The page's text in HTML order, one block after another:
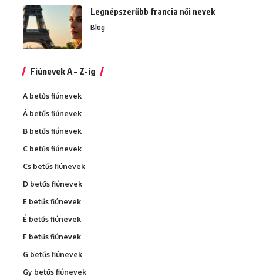
Legnépszerűbb francia női nevek
Blog
Fiúnevek A – Z-ig
A betűs fiúnevek
Á betűs fiúnevek
B betűs fiúnevek
C betűs fiúnevek
Cs betűs fiúnevek
D betűs fiúnevek
E betűs fiúnevek
É betűs fiúnevek
F betűs fiúnevek
G betűs fiúnevek
Gy betűs fiúnevek